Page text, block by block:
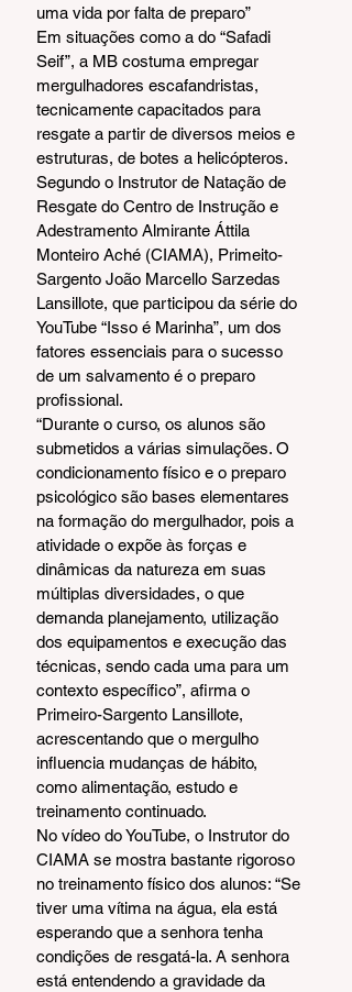
uma vida por falta de preparo”
Em situações como a do “Safadi
Seif”, a MB costuma empregar
mergulhadores escafandristas,
tecnicamente capacitados para
resgate a partir de diversos meios e
estruturas, de botes a helicópteros.
Segundo o Instrutor de Natação de
Resgate do Centro de Instrução e
Adestramento Almirante Áttila
Monteiro Aché (CIAMA), Primeito-
Sargento João Marcello Sarzedas
Lansillote, que participou da série do
YouTube “Isso é Marinha”, um dos
fatores essenciais para o sucesso
de um salvamento é o preparo
profissional.
“Durante o curso, os alunos são
submetidos a várias simulações. O
condicionamento físico e o preparo
psicológico são bases elementares
na formação do mergulhador, pois a
atividade o expõe às forças e
dinâmicas da natureza em suas
múltiplas diversidades, o que
demanda planejamento, utilização
dos equipamentos e execução das
técnicas, sendo cada uma para um
contexto específico”, afirma o
Primeiro-Sargento Lansillote,
acrescentando que o mergulho
influencia mudanças de hábito,
como alimentação, estudo e
treinamento continuado.
No vídeo do YouTube, o Instrutor do
CIAMA se mostra bastante rigoroso
no treinamento físico dos alunos: “Se
tiver uma vítima na água, ela está
esperando que a senhora tenha
condições de resgatá-la. A senhora
está entendendo a gravidade da